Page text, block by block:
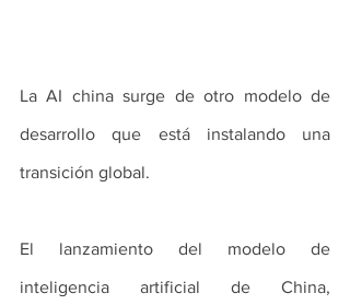
La AI china surge de otro modelo de
desarrollo que está instalando una
transición global.
El lanzamiento del modelo de
inteligencia artificial de China,